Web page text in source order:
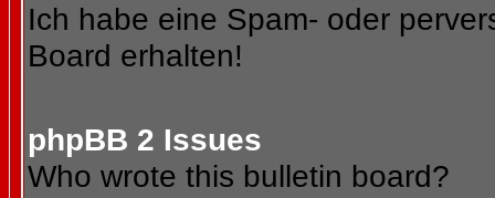
Ich habe eine Spam- oder
Board erhalten!
phpBB 2 Issues
Who wrote this bulletin board?